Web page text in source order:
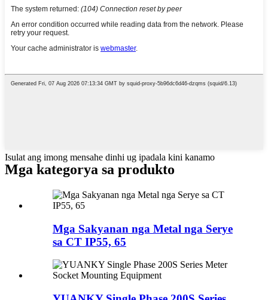
Isulat ang imong mensahe dinhi ug ipadala kini kanamo
Mga kategorya sa produkto
Mga Sakyanan nga Metal nga Serye
sa CT IP55, 65